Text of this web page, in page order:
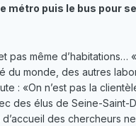
métro puis le bus pour
même d’habitations…
du monde, des autres
: «On n’est pas la
des élus de Seine-
des chercheurs